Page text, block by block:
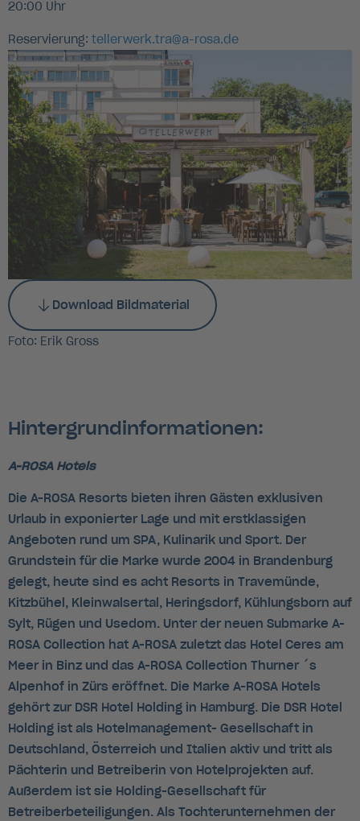
20:00 Uhr
Reservierung: tellerwerk.tra@a-rosa.de
Download Bildmaterial
Foto: Erik Gross
Hintergrundinformationen:
A-ROSA Hotels
Die A-ROSA Resorts bieten ihren Gästen exklusiven
Urlaub in exponierter Lage und mit erstklassigen
Angeboten rund um SPA, Kulinarik und Sport. Der
Grundstein für die Marke wurde 2004 in Brandenburg
gelegt, heute sind es acht Resorts in Travemünde,
Kitzbühel, Kleinwalsertal, Heringsdorf, Kühlungsborn auf
Sylt, Rügen und Usedom. Unter der neuen Submarke A-
ROSA Collection hat A-ROSA zuletzt das Hotel Ceres am
Meer in Binz und das A-ROSA Collection Thurner ´s
Alpenhof in Zürs eröffnet. Die Marke A-ROSA Hotels
gehört zur DSR Hotel Holding in Hamburg. Die DSR Hotel
Holding ist als Hotelmanagement- Gesellschaft in
Deutschland, Österreich und Italien aktiv und tritt als
Pächterin und Betreiberin von Hotelprojekten auf.
Außerdem ist sie Holding-Gesellschaft für
Betreiberbeteiligungen. Als Tochterunternehmen der